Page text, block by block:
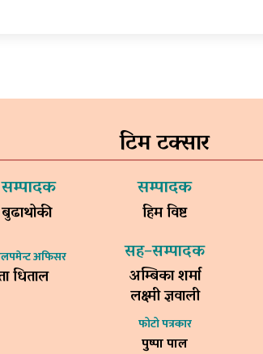
टिम टक्सार
सम्पादक
हिम विष्ट
अफिसर
धिताल
सह–सम्पादक
अम्बिका शर्मा
लक्ष्मी ज्ञवाली
फोटो पत्रकार
पुष्पा पाल